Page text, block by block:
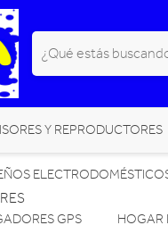
Y REPRODUCTORES
GPS HOGAR